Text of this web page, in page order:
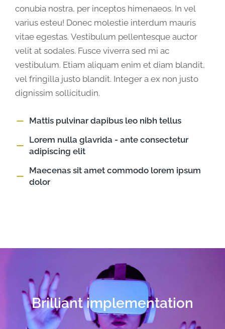
conubia nostra, per inceptos himenaeos. In vel
varius esteu! Donec molestie interdum mauris
vitae egestas. Vestibulum pellentesque auctor
velit at sodales. Fusce viverra sed mi ac
vestibulum. Etiam aliquam enim et diam blandit,
vel fringilla justo blandit. Integer a ex non justo
dignissim sollicitudin.
Mattis pulvinar dapibus leo nibh tellus
Lorem nulla glavrida - ante consectetur
adipiscing elit
Maecenas sit amet commodo lorem ipsum
dolor
Brilliant implementation